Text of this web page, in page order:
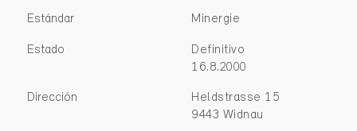
Estándar Minergie
Estado
Definitivo
16.8.2000
Dirección
Heldstrasse 15
9443 Widnau